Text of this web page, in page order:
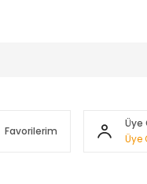
Favorilerim
Üye
Üye